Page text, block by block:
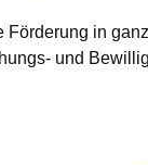
Förderung in
und